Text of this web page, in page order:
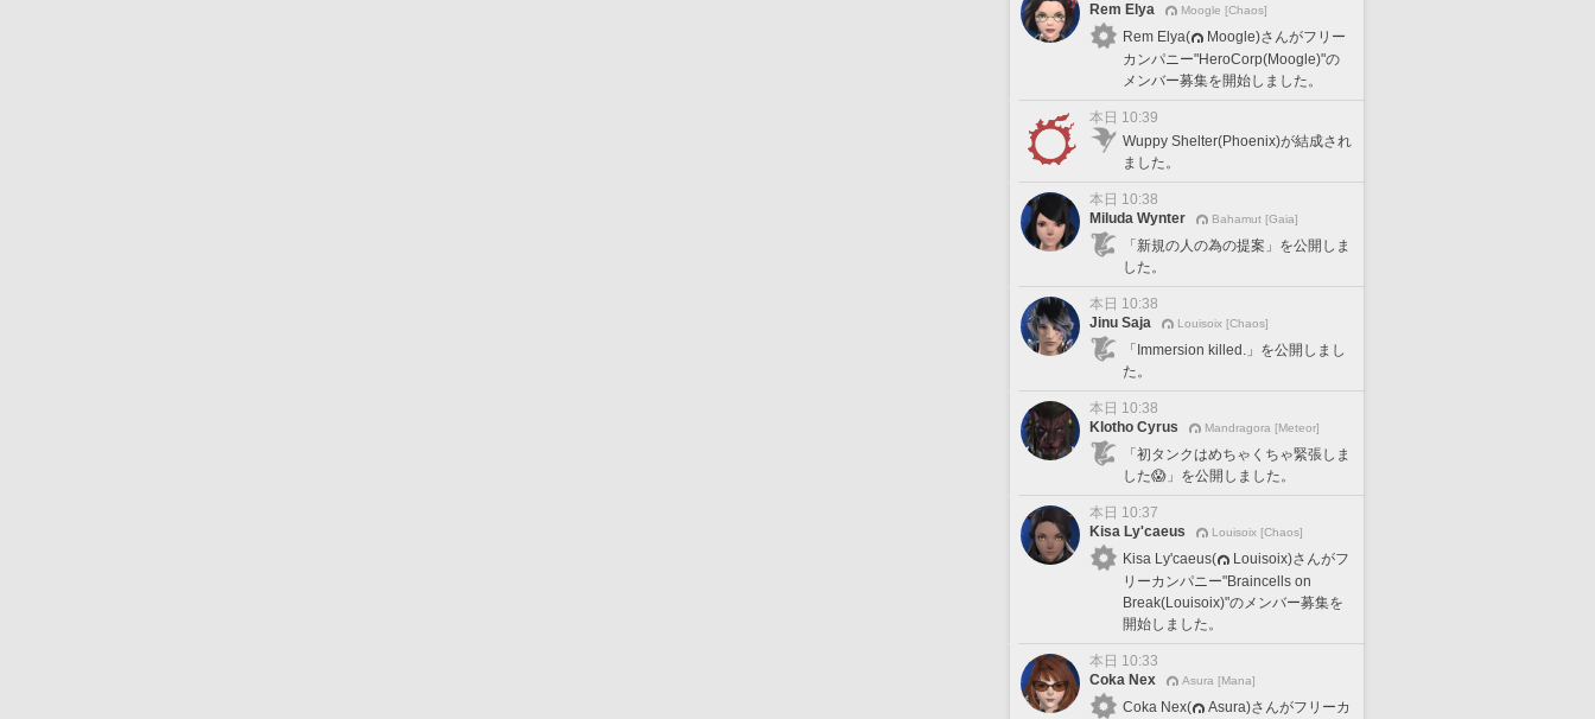
Rem Elya
Moogle [Chaos]
Rem Elya(
Moogle)さんがフリー
カンパニー"HeroCorp(Moogle)"の
メンバー募集を開始しました。
本日 10:39
Wuppy Shelter(Phoenix)が結成され
ました。
本日 10:38
Miluda Wynter
Bahamut [Gaia]
「新規の人の為の提案」を公開しま
した。
本日 10:38
Jinu Saja
Louisoix [Chaos]
「Immersion killed.」を公開しまし
た。
本日 10:38
Klotho Cyrus
Mandragora [Meteor]
「初タンクはめちゃくちゃ緊張しま
した😱」を公開しました。
本日 10:37
Kisa Ly'caeus
Louisoix [Chaos]
Kisa Ly'caeus(
Louisoix)さんがフ
リーカンパニー"Braincells on
Break(Louisoix)"のメンバー募集を
開始しました。
本日 10:33
Coka Nex
Asura [Mana]
Coka Nex(
Asura)さんがフリーカ